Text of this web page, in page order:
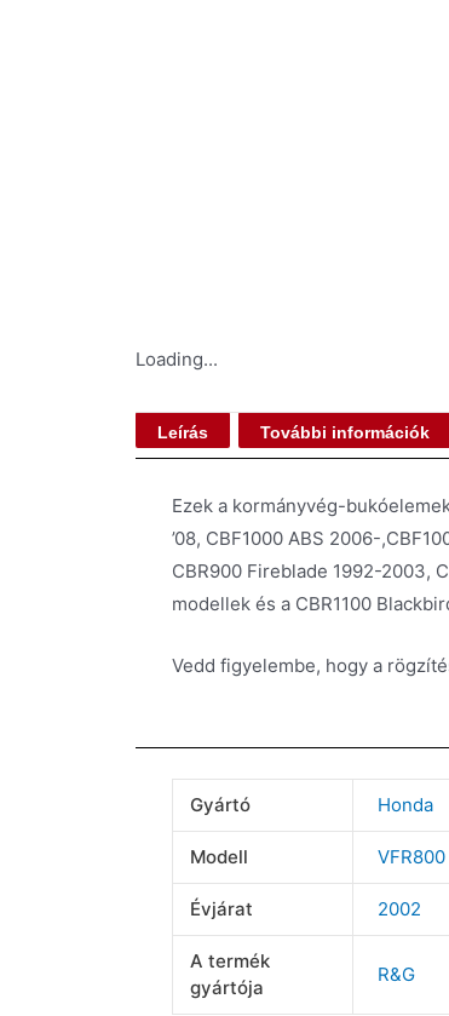
Loading...
Leírás További információk
Ezek a kormányvég-
’08, CBF1000 ABS 2006-
CBR900 Fireblade 1992-2003,
modellek és a CBR1100
Vedd figyelembe, hogy a
Gyártó Honda
Modell
Évjárat 2002
A termék
gyártója
R&G